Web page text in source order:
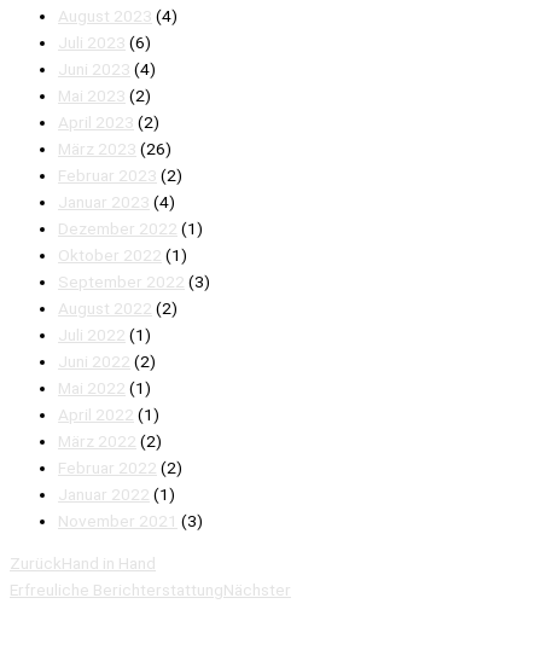
August 2023 (4)
Juli 2023 (6)
Juni 2023 (4)
Mai 2023 (2)
April 2023 (2)
März 2023 (26)
Februar 2023 (2)
Januar 2023 (4)
Dezember 2022 (1)
Oktober 2022 (1)
September 2022 (3)
August 2022 (2)
Juli 2022 (1)
Juni 2022 (2)
Mai 2022 (1)
April 2022 (1)
März 2022 (2)
Februar 2022 (2)
Januar 2022 (1)
November 2021 (3)
ZurückHand in Hand
Erfreuliche BerichterstattungNächster